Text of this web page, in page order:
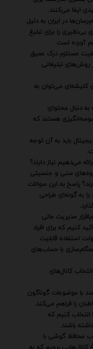
ایفا می‌کنند.
در ایران به دلیل
را برای تبلیغ
آورده است.
مستلزم درک عمیق
روش‌های تبلیغاتی
کلیشه‌ای می‌توان به
دنبال محتوای
هستند که
باید به آن توجه
می‌دهیم نیاز دارند؟
سنی و جنسیتی
پاسخ به این سوالات
به گونه‌ای طراحی
مدیریت مالی
کنیم که برای افراد
استفاده قابلیت
با حساب‌های
کانال‌های
با موضوعات گوناگون
را فراهم می‌کند.
انتخاب کنیم که
باشند.
محافظ گوشی با